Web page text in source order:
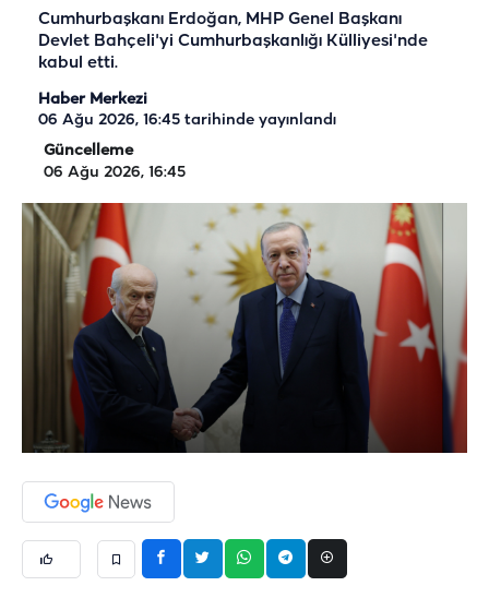
Cumhurbaşkanı Erdoğan, MHP Genel Başkanı
Devlet Bahçeli'yi Cumhurbaşkanlığı Külliyesi'nde
kabul etti.
Haber Merkezi
06 Ağu 2026, 16:45 tarihinde yayınlandı
Güncelleme
06 Ağu 2026, 16:45